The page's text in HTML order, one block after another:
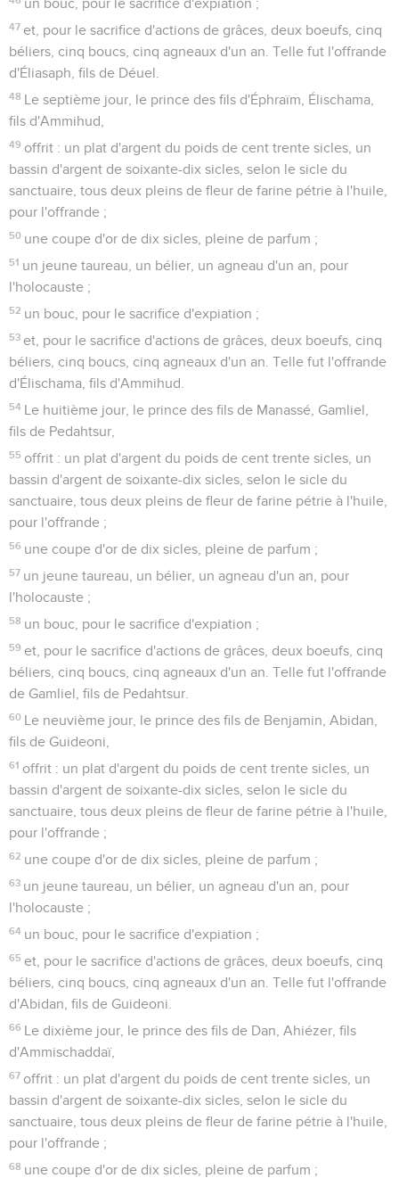
un bouc, pour le sacrifice d'expiation ;
47 et, pour le sacrifice d'actions de grâces, deux boeufs, cinq
béliers, cinq boucs, cinq agneaux d'un an. Telle fut l'offrande
d'Éliasaph, fils de Déuel.
48 Le septième jour, le prince des fils d'Éphraïm, Élischama,
fils d'Ammihud,
49 offrit : un plat d'argent du poids de cent trente sicles, un
bassin d'argent de soixante-dix sicles, selon le sicle du
sanctuaire, tous deux pleins de fleur de farine pétrie à l'huile,
pour l'offrande ;
50 une coupe d'or de dix sicles, pleine de parfum ;
51 un jeune taureau, un bélier, un agneau d'un an, pour
l'holocauste ;
52 un bouc, pour le sacrifice d'expiation ;
53 et, pour le sacrifice d'actions de grâces, deux boeufs, cinq
béliers, cinq boucs, cinq agneaux d'un an. Telle fut l'offrande
d'Élischama, fils d'Ammihud.
54 Le huitième jour, le prince des fils de Manassé, Gamliel,
fils de Pedahtsur,
55 offrit : un plat d'argent du poids de cent trente sicles, un
bassin d'argent de soixante-dix sicles, selon le sicle du
sanctuaire, tous deux pleins de fleur de farine pétrie à l'huile,
pour l'offrande ;
56 une coupe d'or de dix sicles, pleine de parfum ;
57 un jeune taureau, un bélier, un agneau d'un an, pour
l'holocauste ;
58 un bouc, pour le sacrifice d'expiation ;
59 et, pour le sacrifice d'actions de grâces, deux boeufs, cinq
béliers, cinq boucs, cinq agneaux d'un an. Telle fut l'offrande
de Gamliel, fils de Pedahtsur.
60 Le neuvième jour, le prince des fils de Benjamin, Abidan,
fils de Guideoni,
61 offrit : un plat d'argent du poids de cent trente sicles, un
bassin d'argent de soixante-dix sicles, selon le sicle du
sanctuaire, tous deux pleins de fleur de farine pétrie à l'huile,
pour l'offrande ;
62 une coupe d'or de dix sicles, pleine de parfum ;
63 un jeune taureau, un bélier, un agneau d'un an, pour
l'holocauste ;
64 un bouc, pour le sacrifice d'expiation ;
65 et, pour le sacrifice d'actions de grâces, deux boeufs, cinq
béliers, cinq boucs, cinq agneaux d'un an. Telle fut l'offrande
d'Abidan, fils de Guideoni.
66 Le dixième jour, le prince des fils de Dan, Ahiézer, fils
d'Ammischaddaï,
67 offrit : un plat d'argent du poids de cent trente sicles, un
bassin d'argent de soixante-dix sicles, selon le sicle du
sanctuaire, tous deux pleins de fleur de farine pétrie à l'huile,
pour l'offrande ;
68 une coupe d'or de dix sicles, pleine de parfum ;